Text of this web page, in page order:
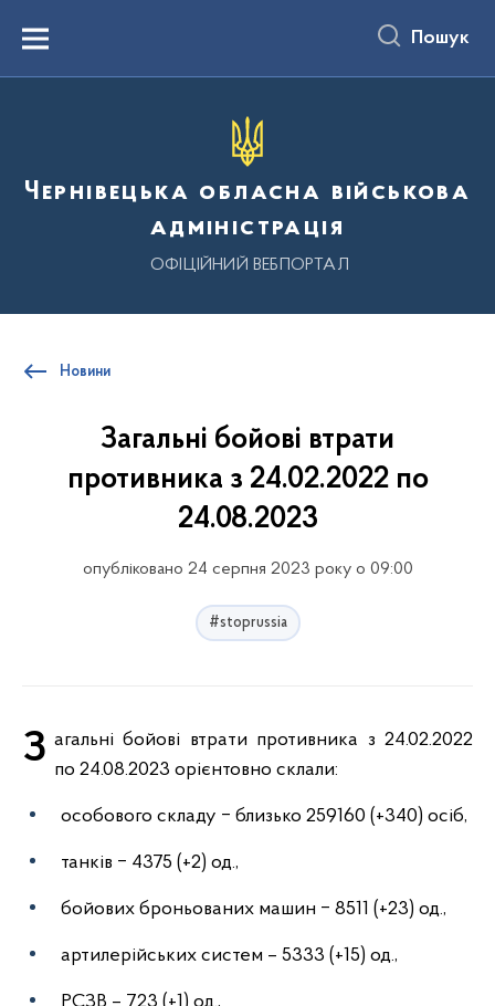
вмістуMenu Пошук
Чернівецька обласна військова
адміністрація
ОФІЦІЙНИЙ ВЕБПОРТАЛ
Новини
Загальні бойові втрати
противника з 24.02.2022 по
24.08.2023
опубліковано 24 серпня 2023 року о 09:00
#stoprussia
Загальні бойові втрати противника з 24.02.2022 по 24.08.2023 орієнтовно склали:
особового складу ‒ близько 259160 (+340) осіб,
танків ‒ 4375 (+2) од.,
бойових броньованих машин ‒ 8511 (+23) од.,
артилерійських систем – 5333 (+15) од.,